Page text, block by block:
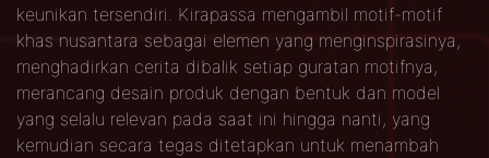
keunikan tersendiri. Kirapassa mengambil motif-motif
khas nusantara sebagai elemen yang menginspirasinya,
menghadirkan cerita dibalik setiap guratan motifnya,
merancang desain produk dengan bentuk dan model
yang selalu relevan pada saat ini hingga nanti, yang
kemudian secara tegas ditetapkan untuk menambah